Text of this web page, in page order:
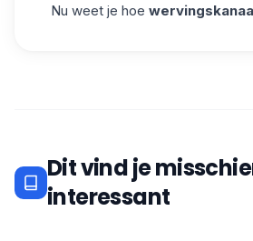
Nu weet je hoe
Dit vind je
interessant